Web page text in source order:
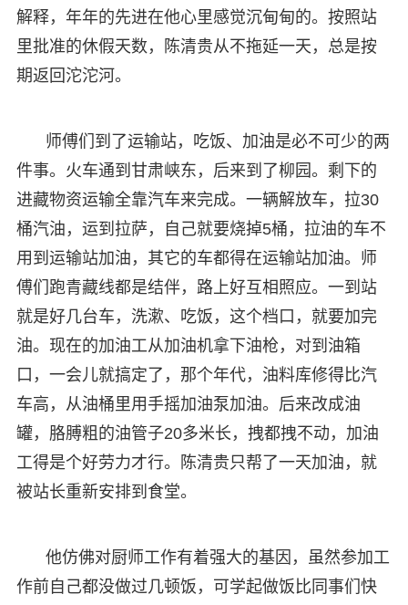
解释，年年的先进在他心里感觉沉甸甸的。按照站
里批准的休假天数，陈清贵从不拖延一天，总是按
期返回沱沱河。
师傅们到了运输站，吃饭、加油是必不可少的两
件事。火车通到甘肃峡东，后来到了柳园。剩下的
进藏物资运输全靠汽车来完成。一辆解放车，拉30
桶汽油，运到拉萨，自己就要烧掉5桶，拉油的车不
用到运输站加油，其它的车都得在运输站加油。师
傅们跑青藏线都是结伴，路上好互相照应。一到站
就是好几台车，洗漱、吃饭，这个档口，就要加完
油。现在的加油工从加油机拿下油枪，对到油箱
口，一会儿就搞定了，那个年代，油料库修得比汽
车高，从油桶里用手摇加油泵加油。后来改成油
罐，胳膊粗的油管子20多米长，拽都拽不动，加油
工得是个好劳力才行。陈清贵只帮了一天加油，就
被站长重新安排到食堂。
他仿佛对厨师工作有着强大的基因，虽然参加工
作前自己都没做过几顿饭，可学起做饭比同事们快